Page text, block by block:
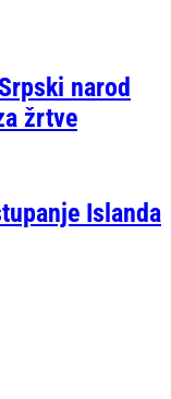
narod
žrtve
Islanda